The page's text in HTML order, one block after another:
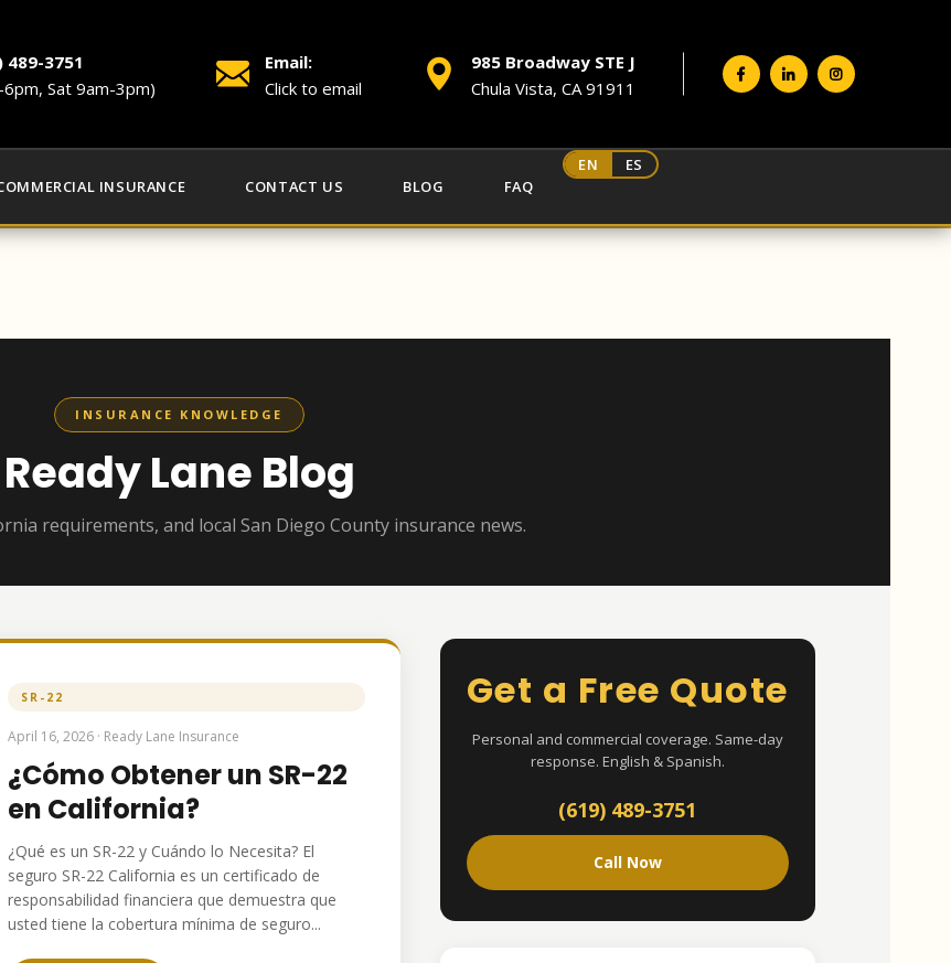
489-3751
Sat 9am-3pm)
Email:
Click to email
985 Broadway STE J
Chula Vista, CA 91911
INSURANCE CONTACT US BLOG FAQ
EN ES
INSURANCE KNOWLEDGE
Ready Lane Blog
requirements, and local San Diego County insurance news.
SR-22
April 16, 2026 · Ready Lane Insurance
¿Cómo Obtener un SR-22
en California?
¿Qué es un SR-22 y Cuándo lo Necesita? El
seguro SR-22 California es un certificado de
responsabilidad financiera que demuestra que
usted tiene la cobertura mínima de seguro...
Get a Free Quote
Personal and commercial coverage. Same-day
response. English & Spanish.
(619) 489-3751
Call Now